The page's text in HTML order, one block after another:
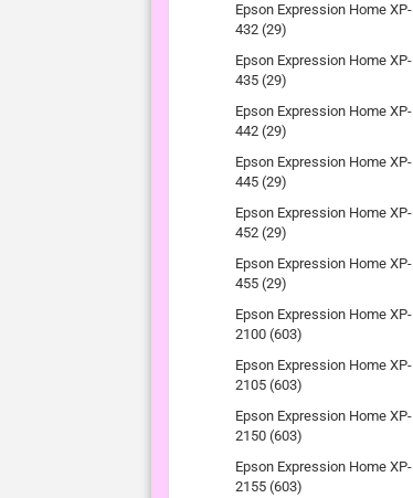
Epson Expression Home XP-
432 (29)
Epson Expression Home XP-
435 (29)
Epson Expression Home XP-
442 (29)
Epson Expression Home XP-
445 (29)
Epson Expression Home XP-
452 (29)
Epson Expression Home XP-
455 (29)
Epson Expression Home XP-
2100 (603)
Epson Expression Home XP-
2105 (603)
Epson Expression Home XP-
2150 (603)
Epson Expression Home XP-
2155 (603)